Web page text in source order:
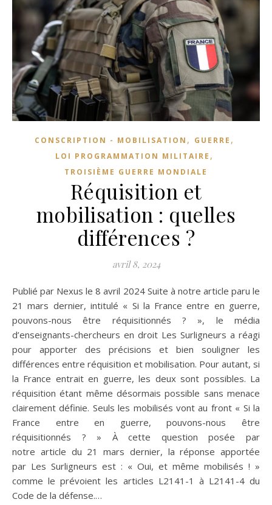
CONSCRIPTION - MOBILISATION , GUERRE ,
LOI PROGRAMMATION MILITAIRE ,
TROISIÈME GUERRE MONDIALE
Réquisition et
mobilisation : quelles
différences ?
avril 8, 2024
Publié par Nexus le 8 avril 2024 Suite à notre article paru le
21 mars dernier, intitulé « Si la France entre en guerre,
pouvons-nous être réquisitionnés ? », le média
d’enseignants-chercheurs en droit Les Surligneurs a réagi
pour apporter des précisions et bien souligner les
différences entre réquisition et mobilisation. Pour autant, si
la France entrait en guerre, les deux sont possibles. La
réquisition étant même désormais possible sans menace
clairement définie. Seuls les mobilisés vont au front « Si la
France entre en guerre, pouvons-nous être
réquisitionnés ? » À cette question posée par
notre article du 21 mars dernier, la réponse apportée
par Les Surligneurs est : « Oui, et même mobilisés ! »
comme le prévoient les articles L2141-1 à L2141-4 du
Code de la défense.…